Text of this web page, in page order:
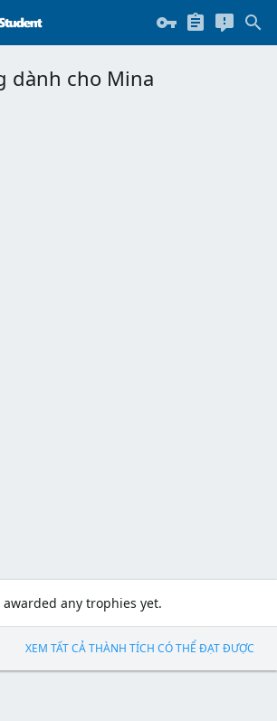
dành cho Mina
any trophies yet.
XEM TẤT CẢ THÀNH TÍCH CÓ THỂ ĐẠT ĐƯỢC